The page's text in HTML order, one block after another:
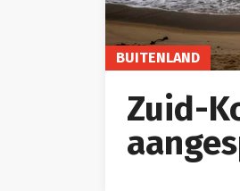
BUITENLAND
Zuid-